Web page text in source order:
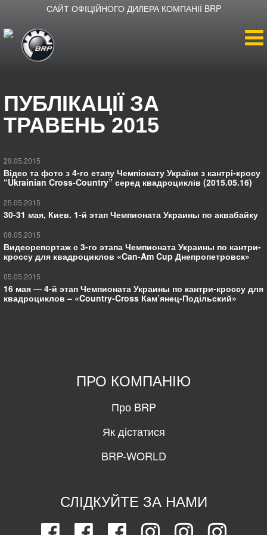
САЙТ ОФІЦІЙНОГО ДИЛЕРА КОМПАНІЇ BRP
Продукція
Про BRP
Як дістатися
ПУБЛІКАЦІЇ ЗА
ТРАВЕНЬ 2015
29.05.2015
Відео та фото з 4-го етапу Чемпіонату України з кантрі-кросу
“Ukrainian Cross-Country” серед квадроциклів (2015.05.16)
25.05.2015
30-31 мая, Киев. 1-й этап Чемпионата Украины по аквабайку
08.05.2015
Видеорепортаж с 3-го этапа Чемпионата Украины по кантри-
кроссу для квадроциклов «Can-Am Cup Днепропетровск»
05.05.2015
16 мая — 4-й этап Чемпионата Украины по кантри-кроссу для
квадроциклов – «Country-Cross Кам’янец-Подільский»
ПРО КОМПАНІЮ
Про BRP
Як дістатися
BRP-WORLD
СЛІДКУЙТЕ ЗА НАМИ